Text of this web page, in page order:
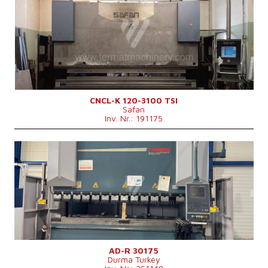
2002
ja
120 t
Abkantlänge
3100 mm
Anzahl der Achsen
3
Lower Ausgleichsbewegung
ja
Art der Pressenantrieb
Hydraulický
Stößelhub
180 mm
Hauptmotorleistung
7,5 kW
8700 kg
Maschinenabmessungen L x B x H4200 x 1650 x 2775 mm mm
CNCL-K 120-3100 TSI
Safan
Inv. Nr.: 191175
Baujahr:
2013
Kontrollsystem
Steuerung Cybelec
Druckleistung
175 t
Abkantlänge
3050 mm
Anzahl der Achsen
4
Lower Ausgleichsbewegung
ja
Art der Pressenantrieb
Hydraulický
Stößelhub
265 mm
Maschinenabmessungen L x B x H 4250x2550x2750 mm
11500 kg
AD-R 30175
Durma Turkey